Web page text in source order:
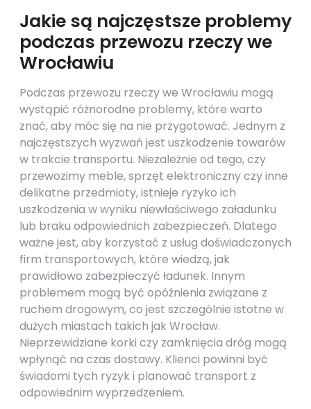
Jakie są najczęstsze problemy
podczas przewozu rzeczy we
Wrocławiu
Podczas przewozu rzeczy we Wrocławiu mogą
wystąpić różnorodne problemy, które warto
znać, aby móc się na nie przygotować. Jednym z
najczęstszych wyzwań jest uszkodzenie towarów
w trakcie transportu. Niezależnie od tego, czy
przewozimy meble, sprzęt elektroniczny czy inne
delikatne przedmioty, istnieje ryzyko ich
uszkodzenia w wyniku niewłaściwego załadunku
lub braku odpowiednich zabezpieczeń. Dlatego
ważne jest, aby korzystać z usług doświadczonych
firm transportowych, które wiedzą, jak
prawidłowo zabezpieczyć ładunek. Innym
problemem mogą być opóźnienia związane z
ruchem drogowym, co jest szczególnie istotne w
dużych miastach takich jak Wrocław.
Nieprzewidziane korki czy zamknięcia dróg mogą
wpłynąć na czas dostawy. Klienci powinni być
świadomi tych ryzyk i planować transport z
odpowiednim wyprzedzeniem.